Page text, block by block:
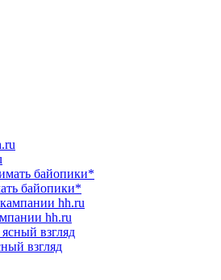
байопики*
hh.ru
взгляд